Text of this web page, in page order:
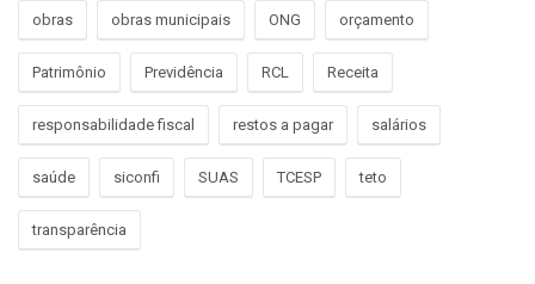
obras obras municipais ONG orçamento
Patrimônio Previdência RCL Receita
responsabilidade fiscal restos a pagar salários
saúde siconfi SUAS TCESP teto
transparência